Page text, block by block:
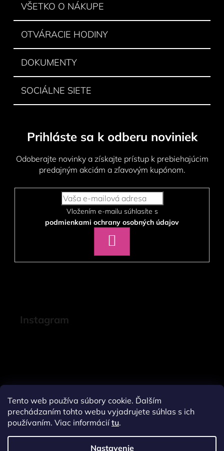
Tento web používa súbory cookie. Ďalším
prechádzaním tohto webu vyjadrujete súhlas s ich
používaním. Viac informáciítu.
Nastavenie
VŠETKO O NÁKUPE
OTVÁRACIE HODINY
DOKUMENTY
SOCIÁLNE SIETE
Prihláste sa k odberu noviniek
Odoberajte novinky a získajte prístup k prebiehajúcim
predajným akciám a zľavovým kupónom.
podmienkami ochrany osobných údajov
SA
Instagram